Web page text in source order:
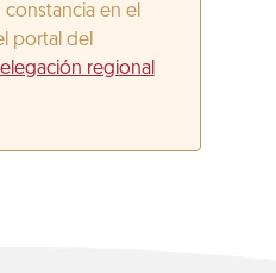
en el
portal del
regional